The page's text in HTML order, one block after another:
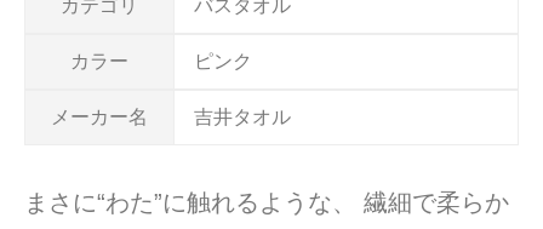
カテゴリ バスタオル
カラー ピンク
メーカー名 吉井タオル
まさに“わた”に触れるような、 繊細で柔らか